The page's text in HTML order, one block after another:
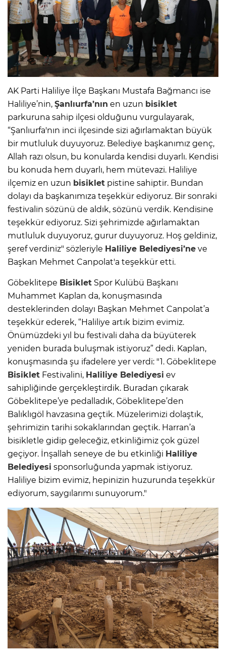
AK Parti Haliliye İlçe Başkanı Mustafa Bağmancı ise
Haliliye’nin, Şanlıurfa’nın en uzun bisiklet
parkuruna sahip ilçesi olduğunu vurgulayarak,
“Şanlıurfa'nın inci ilçesinde sizi ağırlamaktan büyük
bir mutluluk duyuyoruz. Belediye başkanımız genç,
Allah razı olsun, bu konularda kendisi duyarlı. Kendisi
bu konuda hem duyarlı, hem mütevazi. Haliliye
ilçemiz en uzun bisiklet pistine sahiptir. Bundan
dolayı da başkanımıza teşekkür ediyoruz. Bir sonraki
festivalin sözünü de aldık, sözünü verdik. Kendisine
teşekkür ediyoruz. Sizi şehrimizde ağırlamaktan
mutluluk duyuyoruz, gurur duyuyoruz. Hoş geldiniz,
şeref verdiniz" sözleriyle Haliliye Belediyesi’ne ve
Başkan Mehmet Canpolat'a teşekkür etti.
Göbeklitepe Bisiklet Spor Kulübü Başkanı
Muhammet Kaplan da, konuşmasında
desteklerinden dolayı Başkan Mehmet Canpolat’a
teşekkür ederek, “Haliliye artık bizim evimiz.
Önümüzdeki yıl bu festivali daha da büyüterek
yeniden burada buluşmak istiyoruz” dedi. Kaplan,
konuşmasında şu ifadelere yer verdi: "1. Göbeklitepe
Bisiklet Festivalini, Haliliye Belediyesi ev
sahipliğinde gerçekleştirdik. Buradan çıkarak
Göbeklitepe’ye pedalladık, Göbeklitepe’den
Balıklıgöl havzasına geçtik. Müzelerimizi dolaştık,
şehrimizin tarihi sokaklarından geçtik. Harran’a
bisikletle gidip geleceğiz, etkinliğimiz çok güzel
geçiyor. İnşallah seneye de bu etkinliği Haliliye
Belediyesi sponsorluğunda yapmak istiyoruz.
Haliliye bizim evimiz, hepinizin huzurunda teşekkür
ediyorum, saygılarımı sunuyorum."